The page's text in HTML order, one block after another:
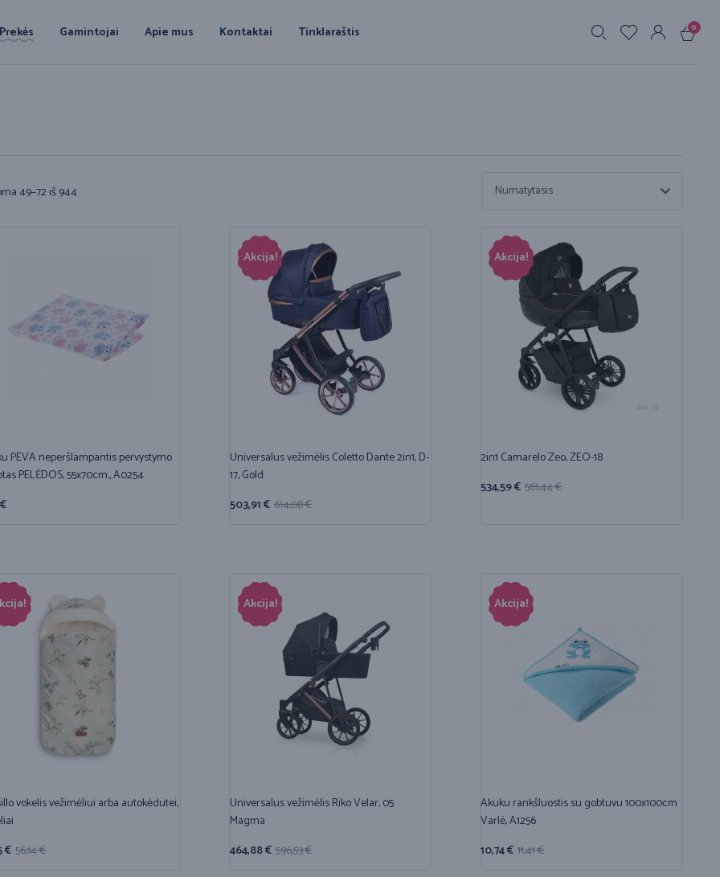
Prekės Gamintojai Apie mus Kontaktai Tinklaraštis 0
49–72 iš 944 Numatytasis
PEVA neperšlampantis pervystymo
PELĖDOS, 55x70cm., A0254
€
Akcija!
Universalus vežimėlis Coletto Dante 2in1, D-
17, Gold
614,08€
503,91€
Akcija!
2in1 Camarelo Zeo, ZEO-18
561,44€
534,59€
vokelis vežimėliui arba autokėdutei,
56,14€
€
Akcija!
Universalus vežimėlis Riko Velar, 05
Magma
596,53€
464,88€
Akcija!
Akuku rankšluostis su gobtuvu 100x100cm
Varlė, A1256
11,41€
10,74€